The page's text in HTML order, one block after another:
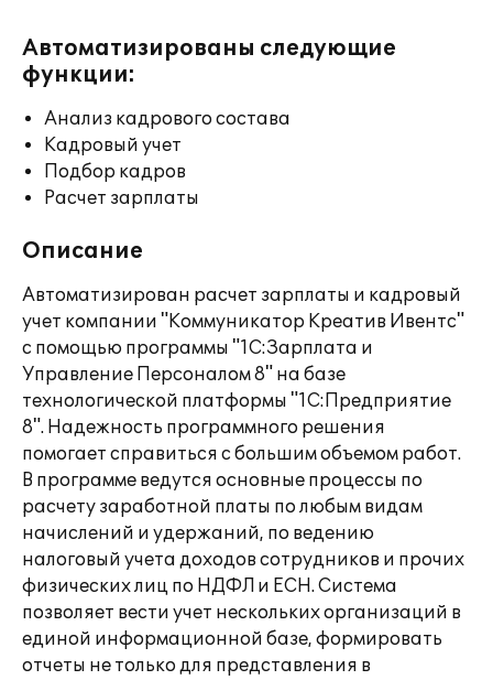
Автоматизированы следующие
функции:
Анализ кадрового состава
Кадровый учет
Подбор кадров
Расчет зарплаты
Описание
Автоматизирован расчет зарплаты и кадровый
учет компании "Коммуникатор Креатив Ивентс"
с помощью программы "1С:Зарплата и
Управление Персоналом 8" на базе
технологической платформы "1С:Предприятие
8". Надежность программного решения
помогает справиться с большим объемом работ.
В программе ведутся основные процессы по
расчету заработной платы по любым видам
начислений и удержаний, по ведению
налоговый учета доходов сотрудников и прочих
физических лиц по НДФЛ и ЕСН. Система
позволяет вести учет нескольких организаций в
единой информационной базе, формировать
отчеты не только для представления в